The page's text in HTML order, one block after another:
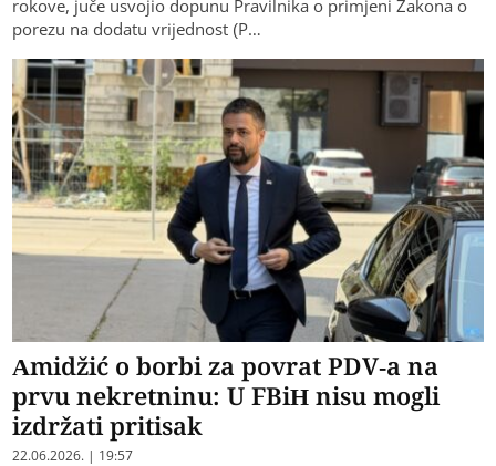
rokove, juče usvojio dopunu Pravilnika o primjeni Zakona o
porezu na dodatu vrijednost (P…
Amidžić o borbi za povrat PDV-a na
prvu nekretninu: U FBiH nisu mogli
izdržati pritisak
22.06.2026. | 19:57